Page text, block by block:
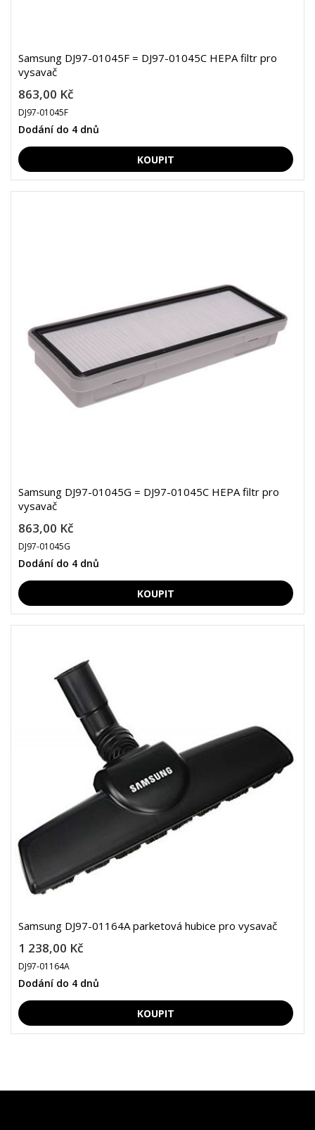
Samsung DJ97-01045F = DJ97-01045C HEPA filtr pro
vysavač
863,00 Kč
DJ97-01045F
Dodání do 4 dnů
Samsung DJ97-01045G = DJ97-01045C HEPA filtr pro
vysavač
863,00 Kč
DJ97-01045G
Dodání do 4 dnů
Samsung DJ97-01164A parketová hubice pro vysavač
1 238,00 Kč
DJ97-01164A
Dodání do 4 dnů